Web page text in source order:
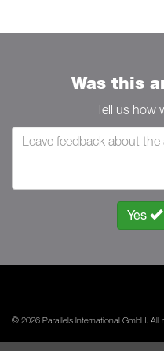
Was this
Tell us how
Yes
© 2026 Parallels International GmbH. All